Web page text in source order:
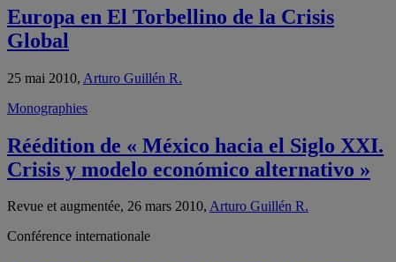
Europa en El Torbellino de la Crisis
Global
25 mai 2010, Arturo Guillén R.
Monographies
Réédition de « México hacia el Siglo XXI.
Crisis y modelo económico alternativo »
Revue et augmentée, 26 mars 2010, Arturo Guillén R.
Conférence internationale